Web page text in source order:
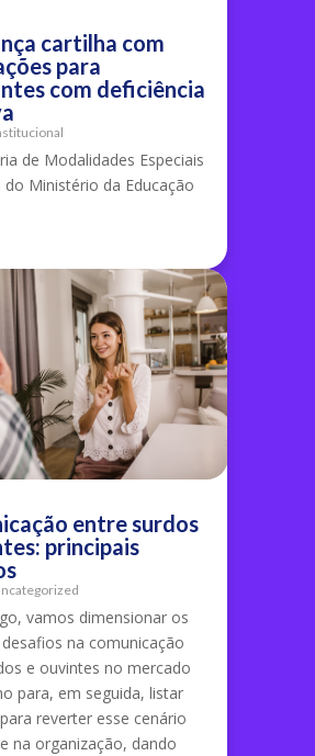
cartilha com
para
com deficiência
de Modalidades Especiais
do Ministério da Educação
entre surdos
principais
vamos dimensionar os
na comunicação
e ouvintes no mercado
para, em seguida, listar
reverter esse cenário
na organização, dando